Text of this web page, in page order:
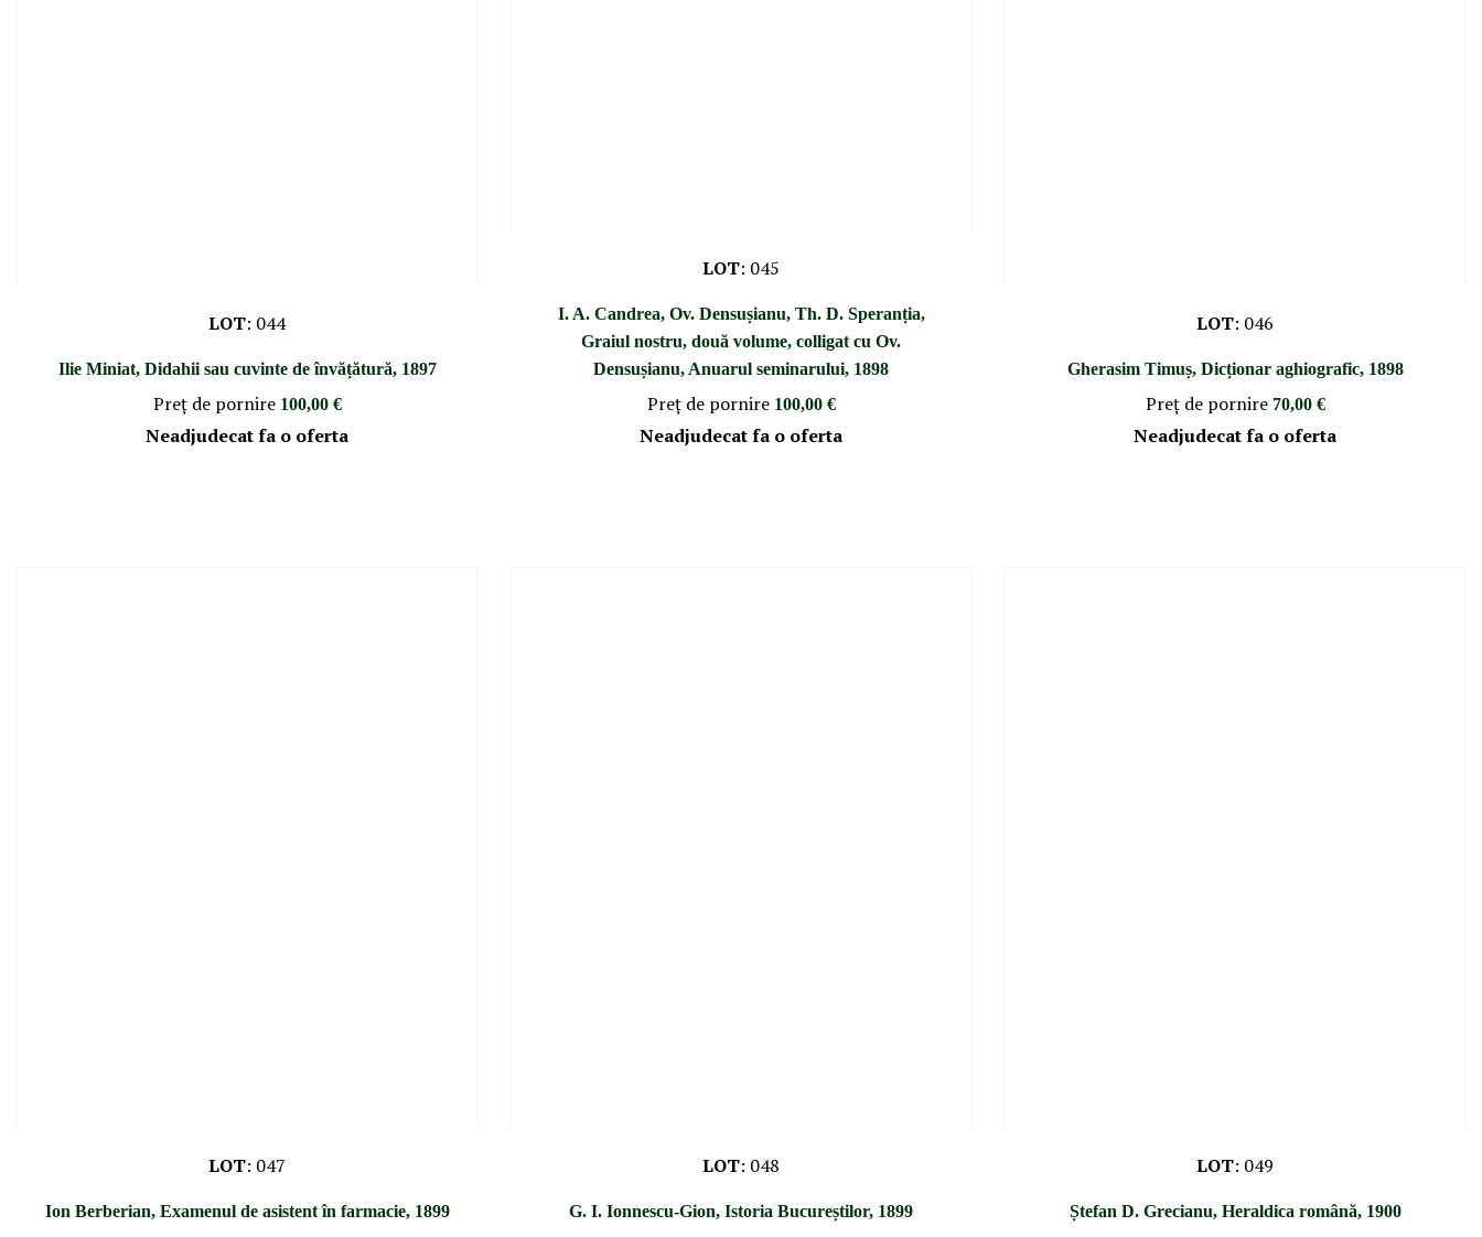
LOT: 044
Ilie Miniat, Didahii sau cuvinte de învățătură, 1897
Preţ de pornire 100,00 €
Neadjudecat fa o oferta
LOT: 045
I. A. Candrea, Ov. Densușianu, Th. D. Speranția,
Graiul nostru, două volume, colligat cu Ov.
Densușianu, Anuarul seminarului, 1898
Preţ de pornire 100,00 €
Neadjudecat fa o oferta
LOT: 046
Gherasim Timuș, Dicționar aghiografic, 1898
Preţ de pornire 70,00 €
Neadjudecat fa o oferta
LOT: 047
Ion Berberian, Examenul de asistent în farmacie, 1899
LOT: 048
G. I. Ionnescu-Gion, Istoria Bucureștilor, 1899
LOT: 049
Ștefan D. Grecianu, Heraldica română, 1900